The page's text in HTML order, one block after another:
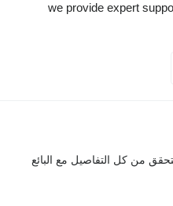
– we provide expert
من كل التفاصيل مع البائع